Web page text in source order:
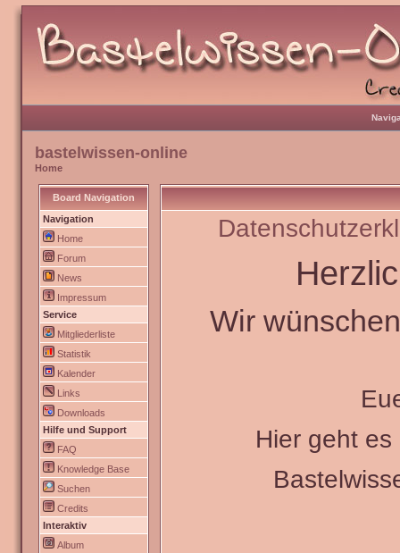
bastelwissen-online
Home
Board Navigation
Navigation
Home
Forum
News
Impressum
Service
Mitgliederliste
Statistik
Kalender
Links
Downloads
Hilfe und Support
FAQ
Knowledge Base
Suchen
Credits
Interaktiv
Album
Wir
Hier geht